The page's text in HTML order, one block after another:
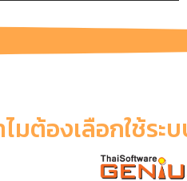
มต้องเลือกใช้ร